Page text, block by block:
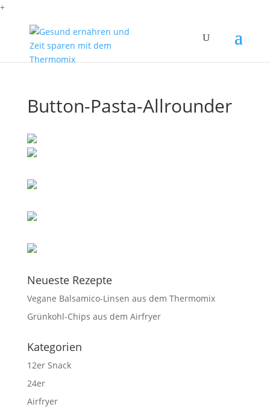
+
Button-Pasta-Allrounder
Neueste Rezepte
Vegane Balsamico-Linsen aus dem Thermomix
Grünkohl-Chips aus dem Airfryer
Kategorien
12er Snack
24er
Airfryer